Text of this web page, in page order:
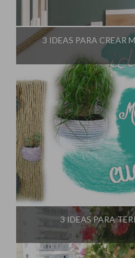
Influencer:
3 IDEAS PARA CREAR
Influencer:
3 IDEAS PARA